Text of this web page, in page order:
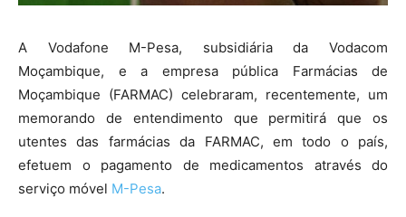
A Vodafone M-Pesa, subsidiária da Vodacom
Moçambique, e a empresa pública Farmácias de
Moçambique (FARMAC) celebraram, recentemente, um
memorando de entendimento que permitirá que os
utentes das farmácias da FARMAC, em todo o país,
efetuem o pagamento de medicamentos através do
serviço móvel M-Pesa.